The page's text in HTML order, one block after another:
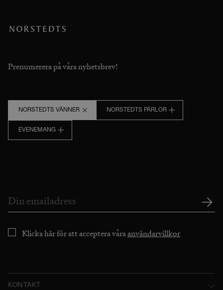
Prenumerera på våra nyhetsbrev!
NORSTEDTS VÄNNER NORSTEDTS PÄRLOR
EVENEMANG
Klicka här för att acceptera våraanvändarvillkor
KONTAKT